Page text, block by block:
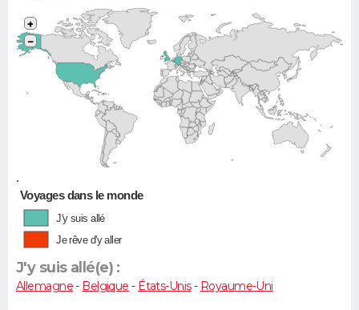
•
+
−
Voyages dans le monde
J'y suis allé
Je rêve d'y aller
J'y suis allé(e) :
Allemagne- Belgique - États-Unis- Royaume-Uni